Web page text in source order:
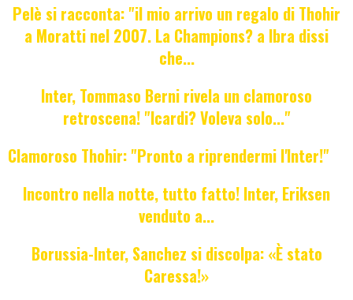
Pelè si racconta: "il mio arrivo un regalo di Thohir
a Moratti nel 2007. La Champions? a Ibra dissi
che...
Inter, Tommaso Berni rivela un clamoroso
retroscena! "Icardi? Voleva solo..."
Clamoroso Thohir: "Pronto a riprendermi l'Inter!"
Incontro nella notte, tutto fatto! Inter, Eriksen
venduto a...
Borussia-Inter, Sanchez si discolpa: «È stato
Caressa!»